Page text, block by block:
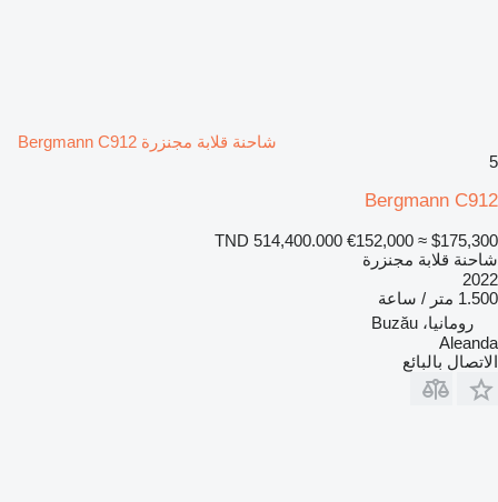
شاحنة قلابة مجنزرة Bergmann C912
5
Bergmann C912
TND 514,400.000 €152,000 ≈ $175,300
شاحنة قلابة مجنزرة
2022
1.500 متر / ساعة
رومانيا، Buzău
Aleanda
الاتصال بالبائع